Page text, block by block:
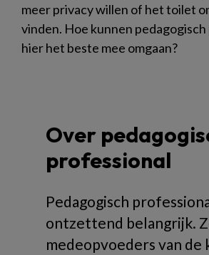
meer privacy willen of het toilet
vinden. Hoe kunnen
hier het beste mee omgaan?
Over
professional
Pedagogisch
ontzettend belangrijk.
medeopvoeders van de